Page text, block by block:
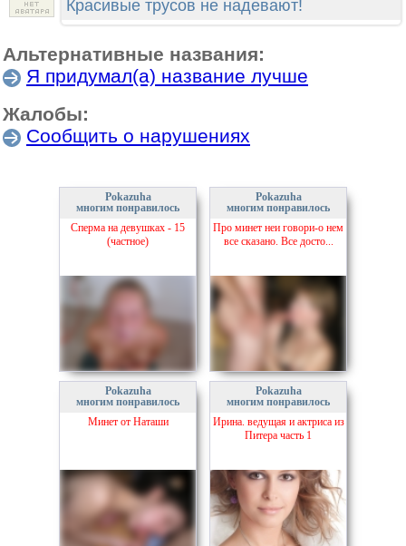
Красивые трусов не надевают!
Альтернативные названия:
Я придумал(а) название лучше
Жалобы:
Сообщить о нарушениях
Pokazuha
многим понравилось
Сперма на девушках - 15
(частное)
Pokazuha
многим понравилось
Про минет неи говори-о нем
все сказано. Все досто...
Pokazuha
многим понравилось
Минет от Наташи
Pokazuha
многим понравилось
Ирина. ведущая и актриса из
Питера часть 1